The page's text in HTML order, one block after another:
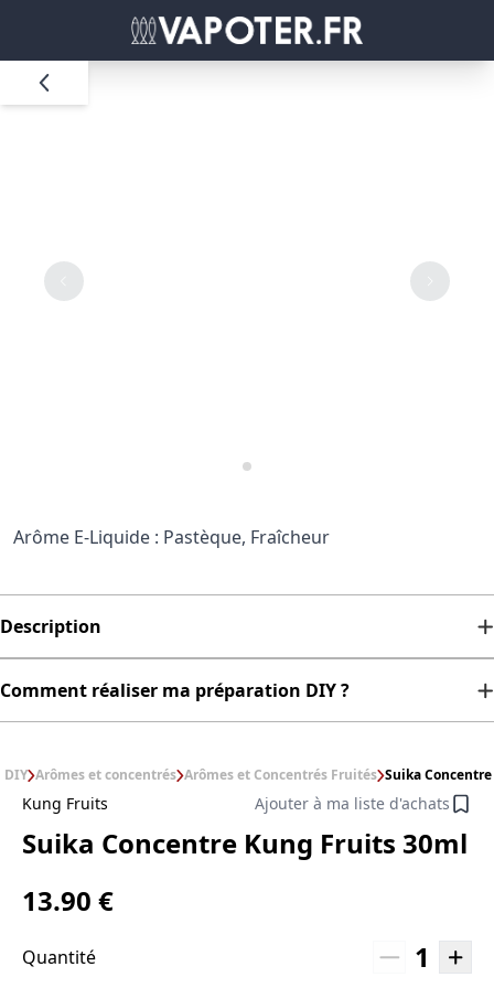
Arôme E-Liquide : Pastèque, Fraîcheur
Description
Comment réaliser ma préparation DIY ?
DIY Arômes et concentrés Arômes et Concentrés Fruités Suika
Kung Fruits Ajouter à ma liste d'achats
Suika Concentre Kung Fruits 30ml
13.90 €
Quantité 1